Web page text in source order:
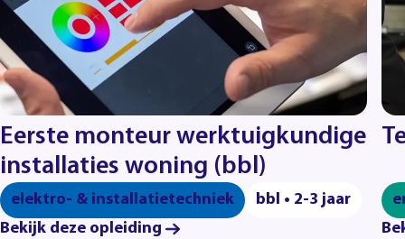
Eerste monteur werktuigkundige
installaties woning (bbl)
elektro- & installatietechniek
bbl • 2-3 jaar
Bekijk deze opleiding